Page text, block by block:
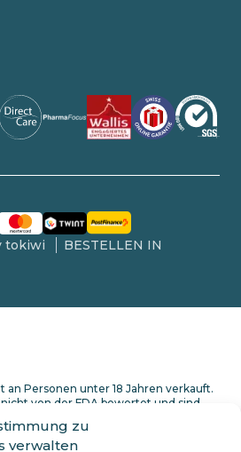
zu
verwalten
tokiwi
BESTELLEN IN
an Personen unter 18 Jahren verkauft.
von der FDA bewertet und sind
Erkundigen Sie sich immer bei Ihrem
beginnen. Cannabidiol (CBD) ist ein